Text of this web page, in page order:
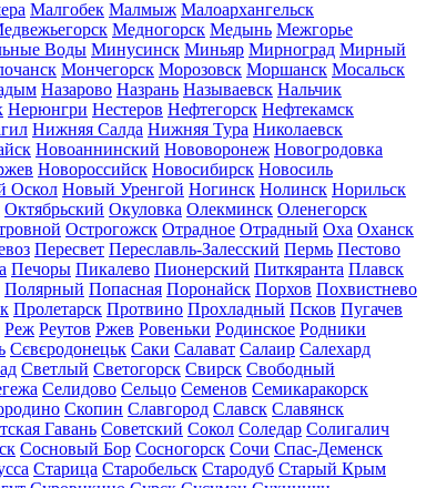
Малгобек Малмыж Малоархангельск
Медногорск Медынь Межгорье
Воды Минусинск Миньяр Мирноград Мирный
Мончегорск Морозовск Моршанск Мосальск
Назарово Назрань Называевск Нальчик
Нерюнгри Нестеров Нефтегорск Нефтекамск
Нижняя Салда Нижняя Тура Николаевск
Новоаннинский Нововоронеж Новогродовка
Новороссийск Новосибирск Новосиль
Оскол Новый Уренгой Ногинск Нолинск Норильск
Октябрьский Окуловка Олекминск Оленегорск
Острогожск Отрадное Отрадный Оха Оханск
Пересвет Переславль-Залесский Пермь Пестово
Печоры Пикалево Пионерский Питкяранта Плавск
Полярный Попасная Поронайск Порхов Похвистнево
Пролетарск Протвино Прохладный Псков Пугачев
Реж Реутов Ржев Ровеньки Родинское Родники
Сєвєродонецьк Саки Салават Салаир Салехард
Светлый Светогорск Свирск Свободный
Селидово Сельцо Семенов Семикаракорск
Скопин Славгород Славск Славянск
Гавань Советский Сокол Соледар Солигалич
Сосновый Бор Сосногорск Сочи Спас-Деменск
Старица Старобельск Стародуб Старый Крым